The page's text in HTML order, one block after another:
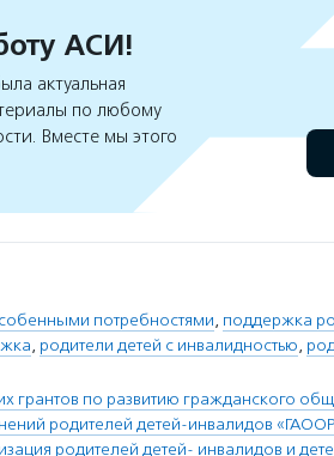
АСИ!
актуальная
по любому
Вместе мы этого
потребностями, поддержка
, родители детей с инвалидностью,
грантов по развитию гражданского
родителей детей-инвалидов
родителей детей- инвалидов и